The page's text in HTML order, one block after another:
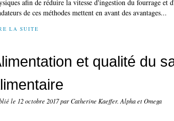
afin de réduire la vitesse d'ingestion du fourrage
de ces méthodes mettent en avant des avantages...
LA SUITE
et qualité du
le 12 octobre 2017par Catherine Kaeffer. Alpha et Omega